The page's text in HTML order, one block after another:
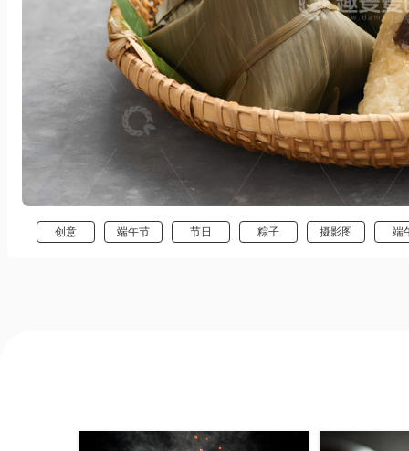
创意 端午节 节日 粽子 摄影图 端